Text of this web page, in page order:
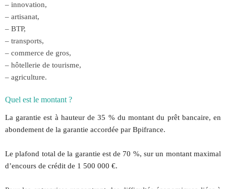
– innovation,
– artisanat,
– BTP,
– transports,
– commerce de gros,
– hôtellerie de tourisme,
– agriculture.
Quel est le montant ?
La garantie est à hauteur de 35 % du montant du prêt bancaire, en
abondement de la garantie accordée par Bpifrance.
Le plafond total de la garantie est de 70 %, sur un montant maximal
d’encours de crédit de 1 500 000 €.